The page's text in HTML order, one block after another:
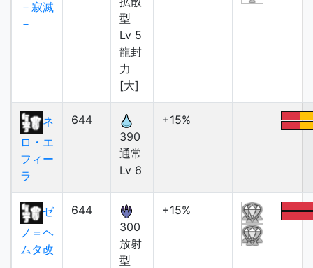
－寂滅
－
型
Lv 5
龍封
力
[大]
ネ
ロ・エ
フィー
ラ
644
390
通常
Lv 6
+15%
ゼ
ノ＝ヘ
ムタ改
644
300
放射
型
+15%